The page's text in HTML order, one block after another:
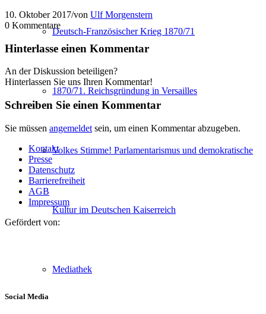
Deutsch-Französischer Krieg 1870/71
1870/71. Reichsgründung in Versailles
Volkes Stimme! Parlamentarismus und demokratische
Kultur im Deutschen Kaiserreich
Mediathek
10. Oktober 2017/von Ulf Morgenstern
0 Kommentare
Hinterlasse einen Kommentar
An der Diskussion beteiligen?
Hinterlassen Sie uns Ihren Kommentar!
Schreiben Sie einen Kommentar
Sie müssen angemeldet sein, um einen Kommentar abzugeben.
Kontakt
Presse
Datenschutz
Barrierefreiheit
AGB
Impressum
Gefördert von:
Social Media